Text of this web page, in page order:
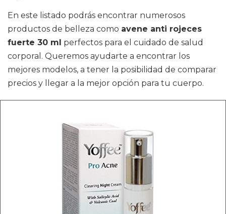
En este listado podrás encontrar numerosos
productos de belleza como avene anti rojeces
fuerte 30 ml perfectos para el cuidado de salud
corporal. Queremos ayudarte a encontrar los
mejores modelos, a tener la posibilidad de comparar
precios y llegar a la mejor opción para tu cuerpo.